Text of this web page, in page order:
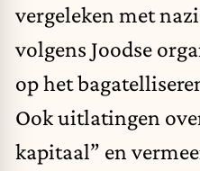
vergeleken met
volgens Joodse
op het
Ook uitlatingen
kapitaal” en